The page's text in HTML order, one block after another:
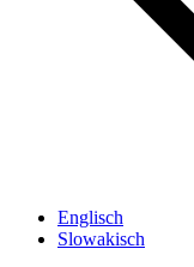
Englisch
Slowakisch